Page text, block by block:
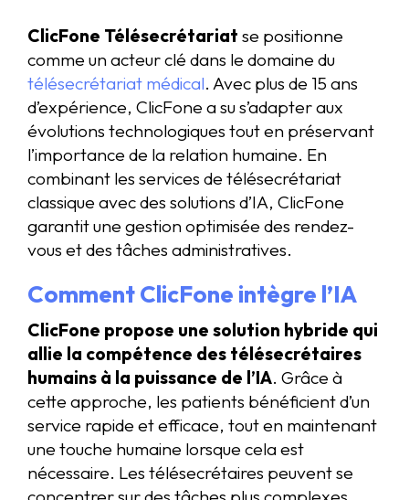
ClicFone Télésecrétariat se positionne
comme un acteur clé dans le domaine du
télésecrétariat médical. Avec plus de 15 ans
d’expérience, ClicFone a su s’adapter aux
évolutions technologiques tout en préservant
l’importance de la relation humaine. En
combinant les services de télésecrétariat
classique avec des solutions d’IA, ClicFone
garantit une gestion optimisée des rendez-
vous et des tâches administratives.
Comment ClicFone intègre l’IA
ClicFone propose une solution hybride qui
allie la compétence des télésecrétaires
humains à la puissance de l’IA. Grâce à
cette approche, les patients bénéficient d’un
service rapide et efficace, tout en maintenant
une touche humaine lorsque cela est
nécessaire. Les télésecrétaires peuvent se